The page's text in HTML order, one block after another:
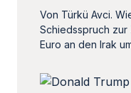
Von Türkü Avci.
Schiedsspruch zur
Euro an den Irak